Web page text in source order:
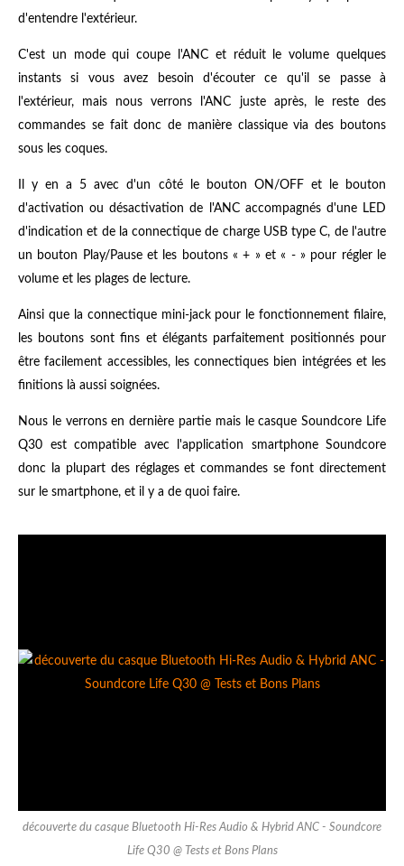
d'entendre l'extérieur.
C'est un mode qui coupe l'ANC et réduit le volume quelques
instants si vous avez besoin d'écouter ce qu'il se passe à
l'extérieur, mais nous verrons l'ANC juste après, le reste des
commandes se fait donc de manière classique via des boutons
sous les coques.
Il y en a 5 avec d'un côté le bouton ON/OFF et le bouton
d'activation ou désactivation de l'ANC accompagnés d'une LED
d'indication et de la connectique de charge USB type C, de l'autre
un bouton Play/Pause et les boutons « + » et « - » pour régler le
volume et les plages de lecture.
Ainsi que la connectique mini-jack pour le fonctionnement filaire,
les boutons sont fins et élégants parfaitement positionnés pour
être facilement accessibles, les connectiques bien intégrées et les
finitions là aussi soignées.
Nous le verrons en dernière partie mais le casque Soundcore Life
Q30 est compatible avec l'application smartphone Soundcore
donc la plupart des réglages et commandes se font directement
sur le smartphone, et il y a de quoi faire.
découverte du casque Bluetooth Hi-Res Audio & Hybrid ANC - Soundcore
Life Q30 @ Tests et Bons Plans